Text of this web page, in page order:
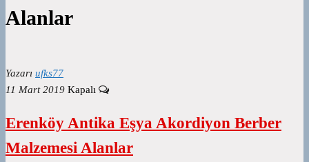
Alanlar
Yazarı ufks77
11 Mart 2019 Kapalı
Erenköy Antika Eşya Akordiyon Berber
Malzemesi Alanlar